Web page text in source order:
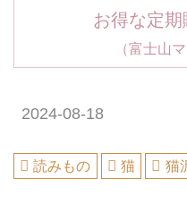
お得な定
（富士山マ
2024-08-18
読みもの 猫 猫